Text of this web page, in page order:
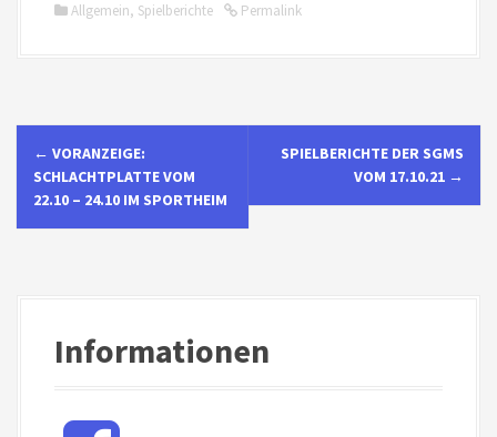
Allgemein, Spielberichte Permalink
N
a
v
← VORANZEIGE:
SCHLACHTPLATTE VOM
22.10 – 24.10 IM SPORTHEIM
SPIELBERICHTE DER SGMS
VOM 17.10.21 →
Informationen
F